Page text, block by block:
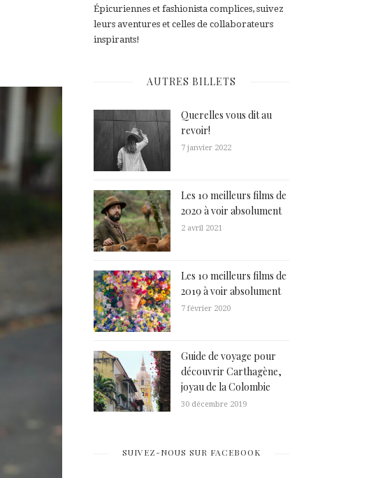
Épicuriennes et fashionista complices, suivez
leurs aventures et celles de collaborateurs
inspirants!
AUTRES BILLETS
Querelles vous dit au
revoir!
7 janvier 2022
Les 10 meilleurs films de
2020 à voir absolument
2 avril 2021
Les 10 meilleurs films de
2019 à voir absolument
7 février 2020
Guide de voyage pour
découvrir Carthagène,
joyau de la Colombie
30 décembre 2019
SUIVEZ-NOUS SUR FACEBOOK